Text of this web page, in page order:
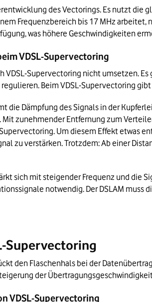
des Vectorings. Es nutzt die
Frequenzbereich bis 17 MHz
was höhere Geschwindigkeiten
VDSL-Supervectoring
VDSL-Supervectoring nicht umsetzen.
Beim VDSL-Supervectoring
die Dämpfung des Signals in der
Mit zunehmender Entfernung zum
Um diesem Effekt etwas
zu verstärken. Trotzdem: Ab einer
sich mit steigender Frequenz und die
notwendig. Der DSLAM
Supervectoring
den Flaschenhals bei der
der
VDSL-Supervectoring